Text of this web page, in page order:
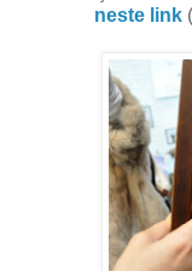
neste link